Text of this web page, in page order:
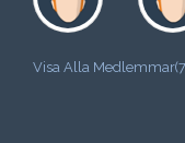
Visa Alla